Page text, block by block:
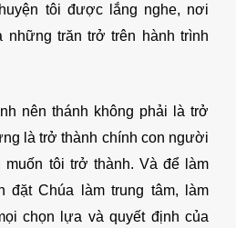
tôi được lắng nghe, nơi
những trăn trở trên hành trình
nên thánh không phải là trở
là trở thành chính con người
muốn tôi trở thành. Và để làm
đặt Chúa làm trung tâm, làm
chọn lựa và quyết định của